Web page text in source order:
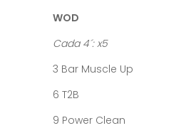
WOD
Cada 4´: x5
3 Bar Muscle Up
6 T2B
9 Power Clean